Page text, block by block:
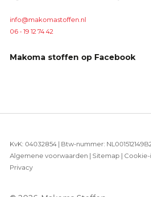
info@makomastoffen.nl
06 - 19 12 74 42
Makoma stoffen op Facebook
KvK: 04032854 | Btw-nummer:
Algemene voorwaarden | Sitemap |
Privacy